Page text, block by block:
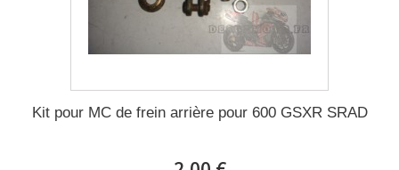
Kit pour MC de frein arrière pour 600 GSXR SRAD